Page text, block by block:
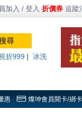
加入 / 登入 折價券 追蹤
折999
冰洗
惠 燦坤會員開卡/綁卡